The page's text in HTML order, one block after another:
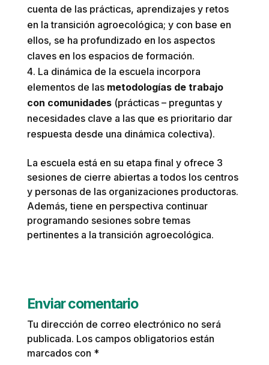
cuenta de las prácticas, aprendizajes y retos
en la transición agroecológica; y con base en
ellos, se ha profundizado en los aspectos
claves en los espacios de formación.
La dinámica de la escuela incorpora
elementos de las metodologías de trabajo
con comunidades(prácticas – preguntas y
necesidades clave a las que es prioritario dar
respuesta desde una dinámica colectiva).
La escuela está en su etapa final y ofrece 3
sesiones de cierre abiertas a todos los centros
y personas de las organizaciones productoras.
Además, tiene en perspectiva continuar
programando sesiones sobre temas
pertinentes a la transición agroecológica.
Enviar comentario
Tu dirección de correo electrónico no será
publicada. Los campos obligatorios están
marcados con *